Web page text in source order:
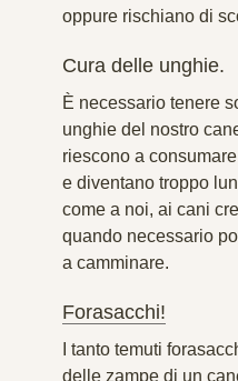
oppure rischiano di
Cura delle unghie.
È necessario tenere
unghie del nostro
riescono a
e diventano troppo
come a noi, ai cani
quando necessario
a camminare.
Forasacchi!
I tanto temuti
delle zampe di un